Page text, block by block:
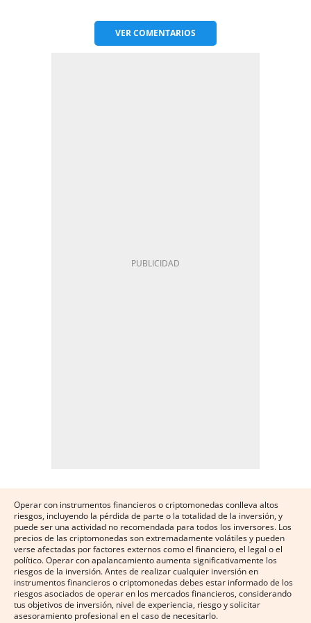
VERCOMENTARIOS
Operar con instrumentos financieros o criptomonedas conlleva altos
riesgos, incluyendo la pérdida de parte o la totalidad de la inversión, y
puede ser una actividad no recomendada para todos los inversores. Los
precios de las criptomonedas son extremadamente volátiles y pueden
verse afectadas por factores externos como el financiero, el legal o el
político. Operar con apalancamiento aumenta significativamente los
riesgos de la inversión. Antes de realizar cualquier inversión en
instrumentos financieros o criptomonedas debes estar informado de los
riesgos asociados de operar en los mercados financieros, considerando
tus objetivos de inversión, nivel de experiencia, riesgo y solicitar
asesoramiento profesional en el caso de necesitarlo.